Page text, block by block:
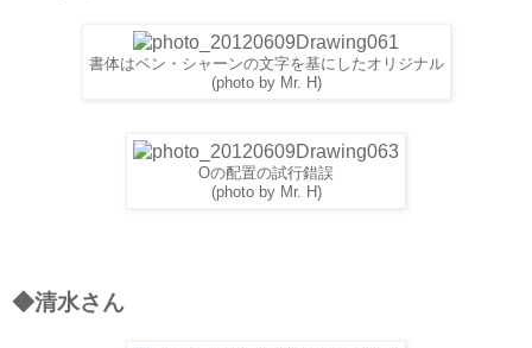
書体はベン・シャーンの文字を基にしたオリジナル
(photo by Mr. H)
Oの配置の試行錯誤
(photo by Mr. H)
◆清水さん